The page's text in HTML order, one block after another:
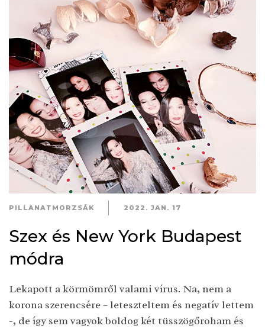
PILLANATMORZSÁK 2022. JAN. 17
Szex és New York Budapest
módra
Lekapott a körmömről valami vírus. Na, nem a
korona szerencsére – leteszteltem és negatív lettem
-, de így sem vagyok boldog két tüsszögőroham és